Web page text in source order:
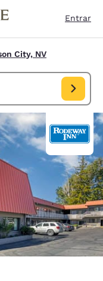
Entrar
City, NV
Data de check-in ago